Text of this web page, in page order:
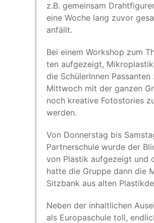
z.B. gemein­sam
eine Woche lang zuvor
anfällt.
Bei einem Work­shop zum
ten auf­ge­zeigt,
die Schü­le­rIn­nen
Mitt­woch mit der gan­zen
noch krea­ti­ve Fotosto­ries
werden.
Von Don­ners­tag bis
Part­ner­schu­le wur­de der
von Plas­tik auf­ge­zeigt und
hat­te die Grup­pe dann die
Sitz­bank aus alten
Neben der inhalt­li­chen
als Euro­pa­schu­le toll,